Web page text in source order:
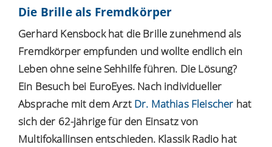
Die Brille als Fremdkörper
Gerhard Kensbock hat die Brille zunehmend als
Fremdkörper empfunden und wollte endlich ein
Leben ohne seine Sehhilfe führen. Die Lösung?
Ein Besuch bei EuroEyes. Nach individueller
Absprache mit dem Arzt Dr. Mathias Fleischer hat
sich der 62-jährige für den Einsatz von
Multifokallinsen entschieden. Klassik Radio hat